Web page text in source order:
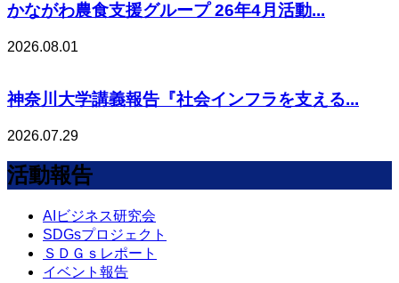
かながわ農食支援グループ 26年4月活動...
2026.08.01
神奈川大学講義報告『社会インフラを支える...
2026.07.29
活動報告
AIビジネス研究会
SDGsプロジェクト
ＳＤＧｓレポート
イベント報告